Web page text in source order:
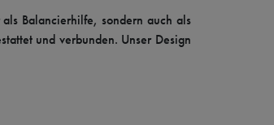
Balancierhilfe, sondern auch als
und verbunden. Unser Design